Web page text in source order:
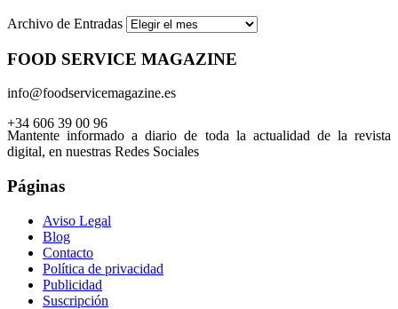
Archivo de Entradas
FOOD SERVICE MAGAZINE
info@foodservicemagazine.es
+34 606 39 00 96
Mantente informado a diario de toda la actualidad de la revista
digital, en nuestras Redes Sociales
Páginas
Aviso Legal
Blog
Contacto
Política de privacidad
Publicidad
Suscripción